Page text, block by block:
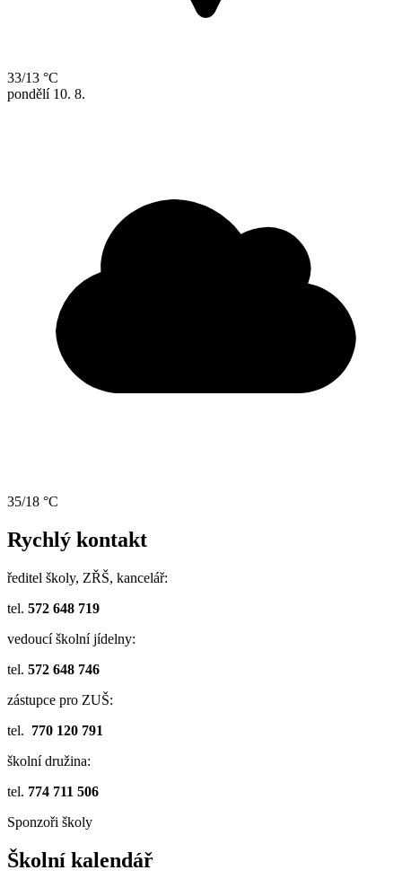
33/13 °C
pondělí 10. 8.
35/18 °C
Rychlý kontakt
ředitel školy, ZŘŠ, kancelář:
tel. 572 648 719
vedoucí školní jídelny:
tel. 572 648 746
zástupce pro ZUŠ:
tel. 770 120 791
školní družina:
tel. 774 711 506
Sponzoři školy
Školní kalendář